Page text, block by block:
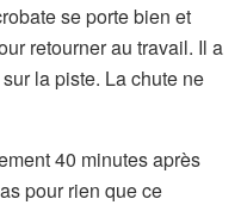
se porte bien et
retourner au travail. Il a
la piste. La chute ne
40 minutes après
pour rien que ce